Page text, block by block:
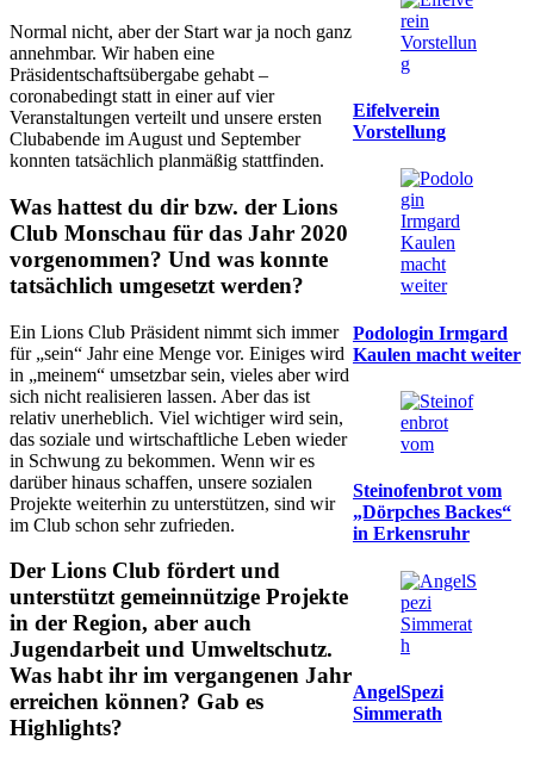
Normal nicht, aber der Start war ja noch ganz
annehmbar. Wir haben eine
Präsidentschaftsübergabe gehabt –
coronabedingt statt in einer auf vier
Veranstaltungen verteilt und unsere ersten
Clubabende im August und September
konnten tatsächlich planmäßig stattfinden.
Was hattest du dir bzw. der Lions
Club Monschau für das Jahr 2020
vorgenommen? Und was konnte
tatsächlich umgesetzt werden?
Ein Lions Club Präsident nimmt sich immer
für „sein“ Jahr eine Menge vor. Einiges wird
in „meinem“ umsetzbar sein, vieles aber wird
sich nicht realisieren lassen. Aber das ist
relativ unerheblich. Viel wichtiger wird sein,
das soziale und wirtschaftliche Leben wieder
in Schwung zu bekommen. Wenn wir es
darüber hinaus schaffen, unsere sozialen
Projekte weiterhin zu unterstützen, sind wir
im Club schon sehr zufrieden.
Der Lions Club fördert und
unterstützt gemeinnützige Projekte
in der Region, aber auch
Jugendarbeit und Umweltschutz.
Was habt ihr im vergangenen Jahr
erreichen können? Gab es
Highlights?
Eifelverein
Vorstellung
Podologin Irmgard
Kaulen macht weiter
Steinofenbrot vom
„Dörpches Backes“
in Erkensruhr
AngelSpezi
Simmerath